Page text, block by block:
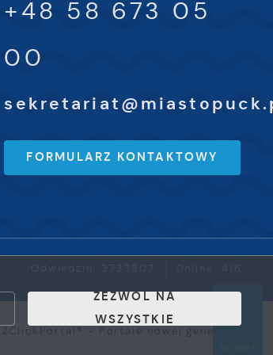
+48 58 673 05
00
FORMULARZ KONTAKTOWY
ZEZWÓL NA
WSZYSTKIE